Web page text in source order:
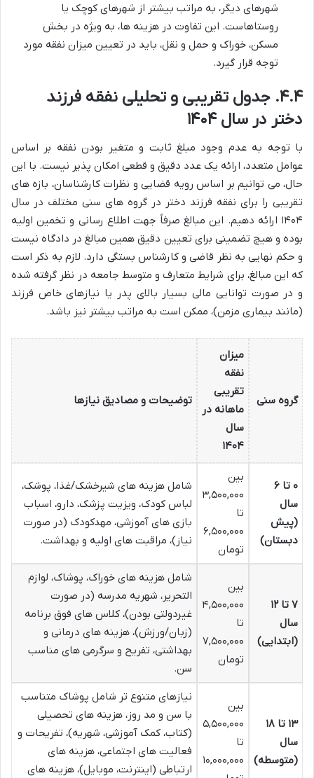
شهرهای دیگر، به مراتب بیشتر از شهرهای کوچک یا
روستاهاست. این تفاوت در هزینه ها، به ویژه در بخش
مسکن، خوراک و حمل و نقل، باید در تعیین میزان نفقه مورد
توجه قرار گیرد.
۴.۴. جدول تقریبی و تحلیلی نفقه فرزند
دختر در سال ۱۴۰۴
با توجه به عدم وجود مبلغ ثابت و متغیر بودن نفقه بر اساس
عوامل متعدد، ارائه یک عدد دقیق و قطعی امکان پذیر نیست. با این
حال، می توانیم بر اساس رویه قضایی و نظرات کارشناسان، بازه های
تقریبی را برای نفقه فرزند دختر در گروه های سنی مختلف در سال
۱۴۰۴ ارائه دهیم. این مبالغ صرفاً جهت اطلاع رسانی و تخمین اولیه
بوده و هیچ تضمینی برای تعیین دقیق همین مبالغ در دادگاه نیست
و حکم نهایی به نظر قاضی و کارشناس بستگی دارد. لازم به ذکر است
که این مبالغ، برای شرایط متعارف و متوسط جامعه در نظر گرفته شده
و در صورت توانایی مالی بسیار بالای پدر یا نیازهای خاص فرزند
(مانند بیماری مزمن)، ممکن است به مراتب بیشتر نیز باشد.
گروه سنی
میزان
نفقه
تقریبی
ماهانه در
سال
۱۴۰۴
توضیحات و مصادیق نیازها
۰ تا ۶
سال
(پیش
دبستان)
بین
۳,۵۰۰,۰۰۰
تا
۶,۵۰۰,۰۰۰
تومان
شامل هزینه های شیرخشک/غذا، پوشک،
لباس کودک، ویزیت پزشک، دارو، اسباب
بازی های آموزشی، مهدکودک (در صورت
نیاز)، مراقبت های اولیه و بهداشت.
۷ تا ۱۲
سال
(ابتدایی)
بین
۴,۵۰۰,۰۰۰
تا
۷,۵۰۰,۰۰۰
تومان
شامل هزینه های خوراک، پوشاک، لوازم
التحریر، شهریه مدرسه (در صورت
غیردولتی بودن)، کلاس های فوق برنامه
(زبان/ورزش)، هزینه های درمانی و
بهداشتی، تفریح و سرگرمی های مناسب
سن.
۱۳ تا ۱۸
سال
(متوسطه)
بین
۵,۵۰۰,۰۰۰
تا
۱۰,۰۰۰,۰۰۰
نیازهای متنوع تر شامل پوشاک متناسب
با سن و مد روز، هزینه های تحصیلی
(کتاب، کمک آموزشی، شهریه)، تفریحات و
فعالیت های اجتماعی، هزینه های
ارتباطی (اینترنت، موبایل)، هزینه های